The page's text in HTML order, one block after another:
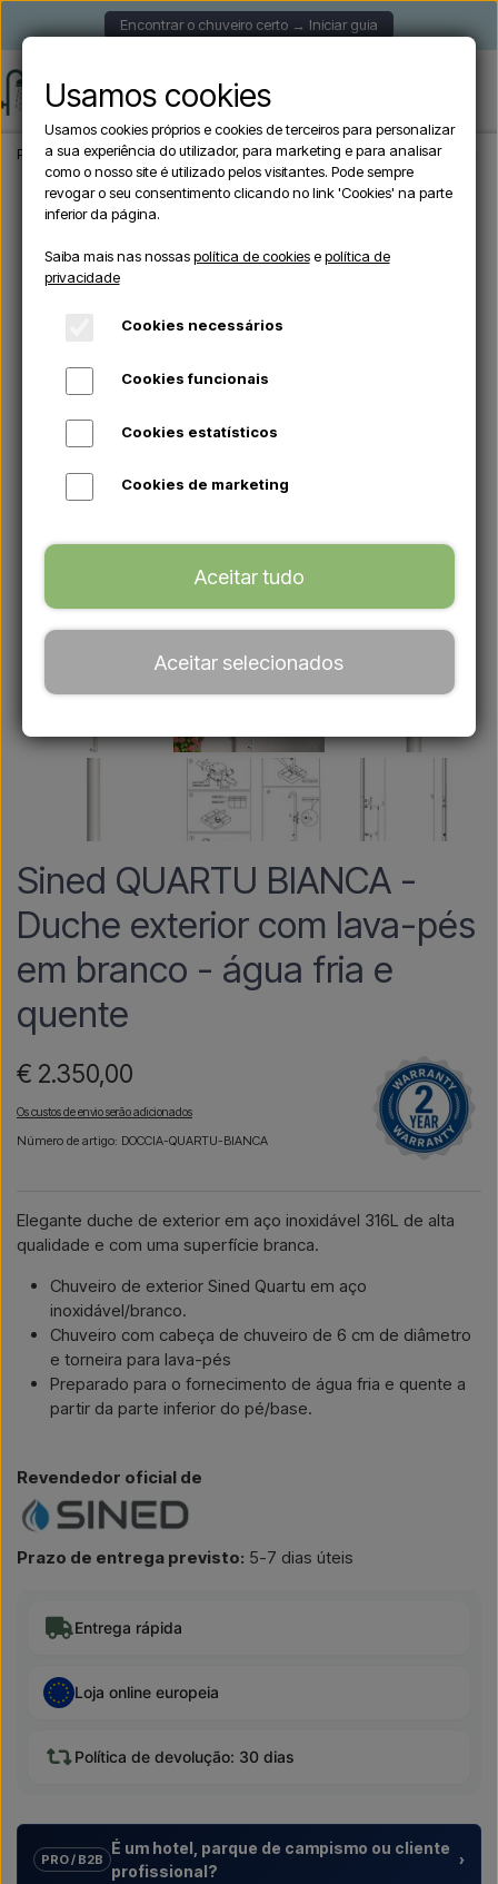
Encontrar o chuveiro certo → Iniciar guia
Página inicial Chuveiros de jardim Chuveiros exteriores autónomos
Sined QUARTU BIANCA -
Duche exterior com lava-pés
em branco - água fria e
quente
€ 2.350,00
Os custos de envio serão adicionados
Número de artigo: DOCCIA-QUARTU-BIANCA
Elegante duche de exterior em aço inoxidável 316L de alta
qualidade e com uma superfície branca.
Chuveiro de exterior Sined Quartu em aço
inoxidável/branco.
Chuveiro com cabeça de chuveiro de 6 cm de diâmetro
e torneira para lava-pés
Preparado para o fornecimento de água fria e quente a
partir da parte inferior do pé/base.
Revendedor oficial de
Prazo de entrega previsto: 5-7 dias úteis
Entrega rápida
Loja online europeia
Política de devolução: 30 dias
PRO / B2B
É um hotel, parque de campismo ou cliente
profissional?
›
Usamos cookies
Usamos cookies próprios e cookies de terceiros para personalizar
a sua experiência do utilizador, para marketing e para analisar
como o nosso site é utilizado pelos visitantes. Pode sempre
revogar o seu consentimento clicando no link 'Cookies' na parte
inferior da página.
Saiba mais nas nossaspolítica de cookiesepolítica de
privacidade
Cookies necessários
Cookies funcionais
Cookies estatísticos
Cookies de marketing
Aceitar tudo
Aceitar selecionados